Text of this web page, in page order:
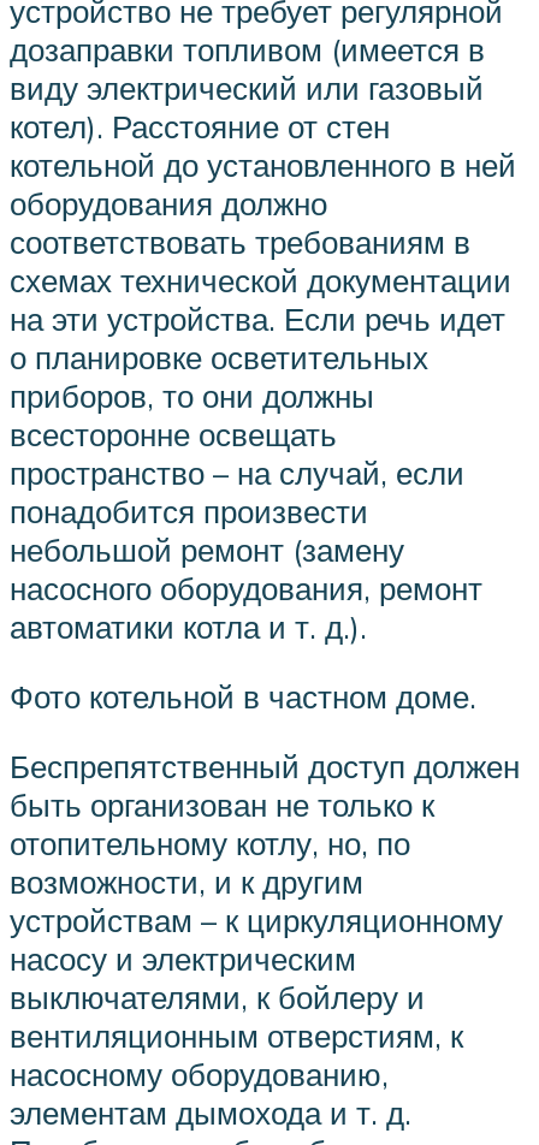
устройство не требует регулярной
дозаправки топливом (имеется в
виду электрический или газовый
котел). Расстояние от стен
котельной до установленного в ней
оборудования должно
соответствовать требованиям в
схемах технической документации
на эти устройства. Если речь идет
о планировке осветительных
приборов, то они должны
всесторонне освещать
пространство – на случай, если
понадобится произвести
небольшой ремонт (замену
насосного оборудования, ремонт
автоматики котла и т. д.).
Фото котельной в частном доме.
Беспрепятственный доступ должен
быть организован не только к
отопительному котлу, но, по
возможности, и к другим
устройствам – к циркуляционному
насосу и электрическим
выключателями, к бойлеру и
вентиляционным отверстиям, к
насосному оборудованию,
элементам дымохода и т. д.